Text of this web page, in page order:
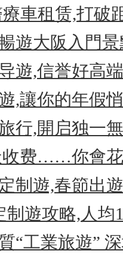
車租赁,打破
遊大阪入門
遊,信誉好高
,讓你的年假
行,開启独一
费……你會花
制遊,春節出
制遊攻略,人均
“工業旅遊”